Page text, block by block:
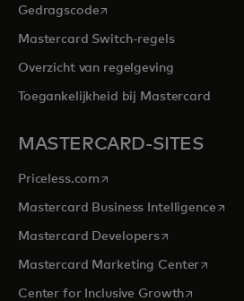
Gedragscodeopens in a new tab
Mastercard Switch-regels
Overzicht van regelgeving
Toegankelijkheid bij Mastercard
MASTERCARD-SITES
Priceless.com opens in a new tab
Mastercard Business Intelligence
Mastercard Developersopens in a
Mastercard Marketing Centeropens
Center for Inclusive Growthopens in